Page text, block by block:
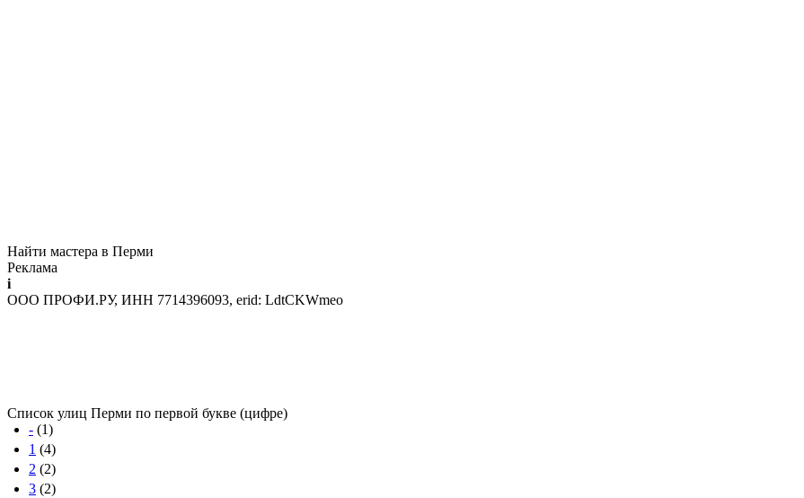
Найти мастера в Перми
Реклама
i
ООО ПРОФИ.РУ, ИНН 7714396093, erid: LdtCKWmeo
Список улиц Перми по первой букве (цифре)
- (1)
1 (4)
2 (2)
3 (2)